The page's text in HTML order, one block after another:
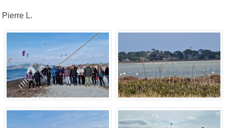
Pierre L.